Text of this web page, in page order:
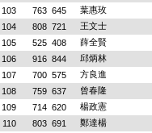
103
763 645
葉惠玫
104
808 721
王文士
105
525 408
薛全賢
106
916 844
邱炳林
107
700 575
方良進
108
759 637
曾春隆
109
714 620
楊政憲
110
803 691
鄭達楊